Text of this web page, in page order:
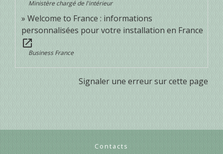
Ministère chargé de l'intérieur
Welcome to France : informations
personnalisées pour votre installation en France
open_in_new
Business France
Signaler une erreur sur cette page
Contacts